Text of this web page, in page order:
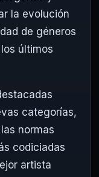
la evolución
de géneros
últimos
categorías,
normas
codiciadas
artista